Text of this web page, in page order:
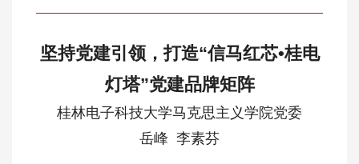
坚持党建引领，打造“信马红芯•桂电
灯塔”党建品牌矩阵
桂林电子科技大学马克思主义学院党委
岳峰 李素芬